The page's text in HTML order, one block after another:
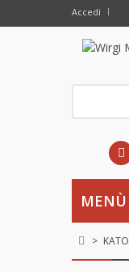
Accedi
MENÙ
> KATO